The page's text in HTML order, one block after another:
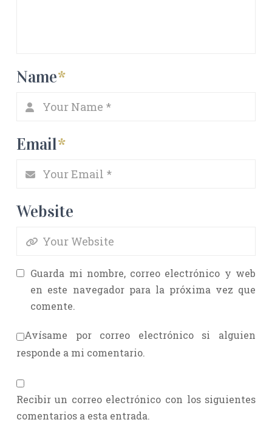
Name*
Email*
Website
Guarda mi nombre, correo electrónico y web
en este navegador para la próxima vez que
comente.
Avísame por correo electrónico si alguien
responde a mi comentario.
Recibir un correo electrónico con los siguientes
comentarios a esta entrada.